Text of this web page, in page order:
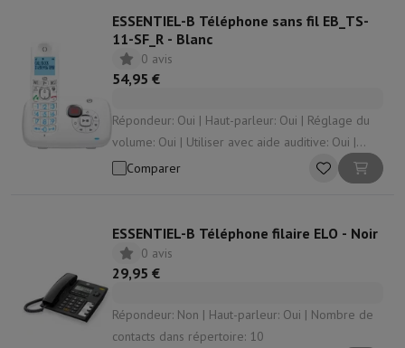
ESSENTIEL-B Téléphone sans fil EB_TS-
11-SF_R - Blanc
0 avis
54,95 €
Répondeur: Oui | Haut-parleur: Oui | Réglage du
volume: Oui | Utiliser avec aide auditive: Oui |
Nombre de contacts dans répertoire: 50
Comparer
ESSENTIEL-B Téléphone filaire ELO - Noir
0 avis
29,95 €
Répondeur: Non | Haut-parleur: Oui | Nombre de
contacts dans répertoire: 10